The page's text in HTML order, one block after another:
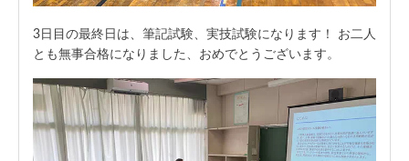
3日目の最終日は、筆記試験、実技試験になります！ お二人
とも無事合格になりました、おめでとうございます。